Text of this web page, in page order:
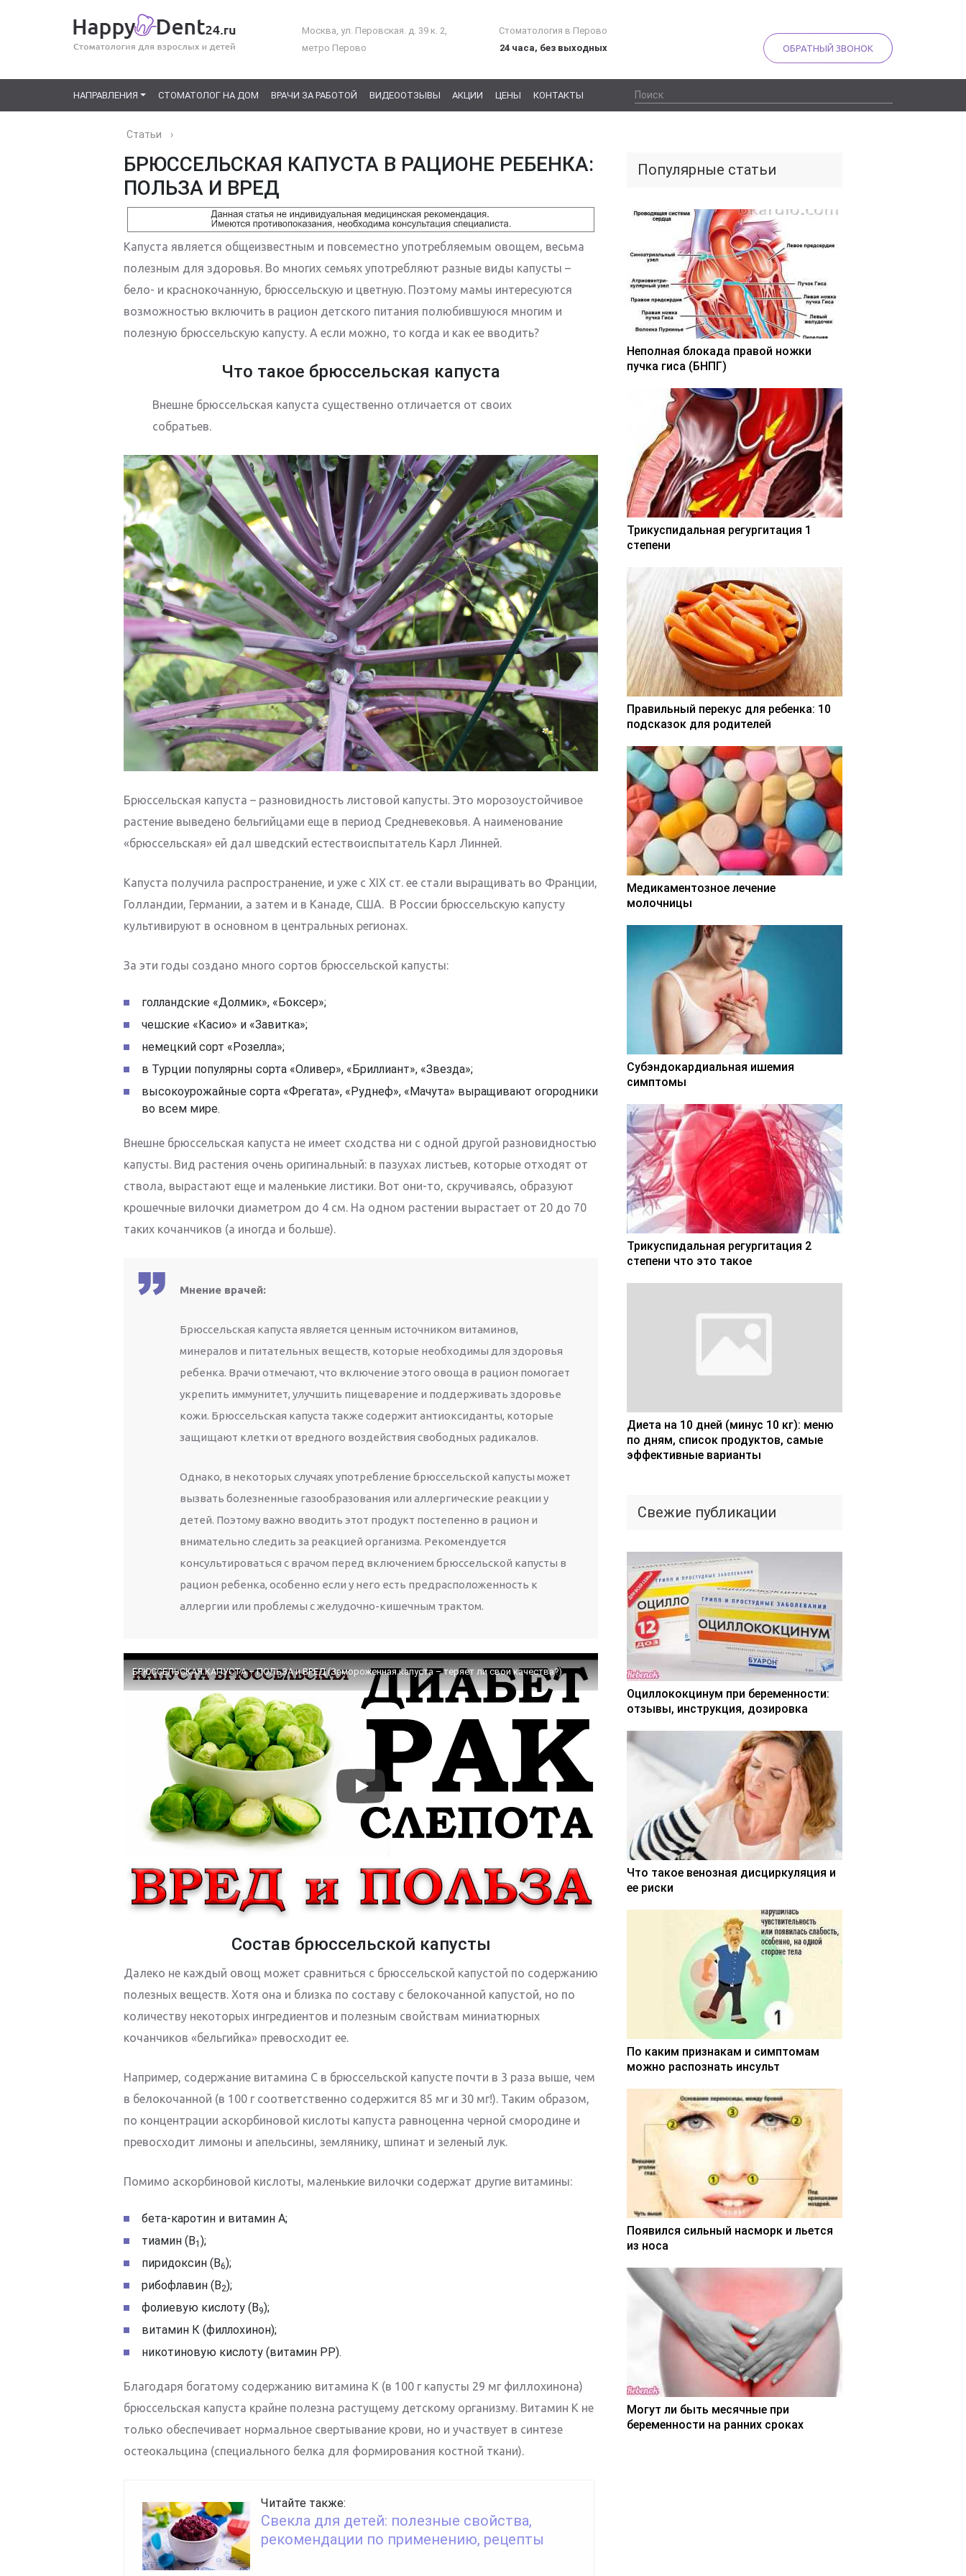
Москва, ул. Перовская. д. 39 к. 2,
метро Перово
Стоматология в Перово
24 часа, без выходных
ОБРАТНЫЙ ЗВОНОК
НАПРАВЛЕНИЯ СТОМАТОЛОГ НА ДОМ ВРАЧИ ЗА РАБОТОЙ ВИДЕООТЗЫВЫ АКЦИИ ЦЕНЫ КОНТАКТЫ
Статьи ›
БРЮССЕЛЬСКАЯ КАПУСТА В РАЦИОНЕ РЕБЕНКА:
ПОЛЬЗА И ВРЕД
Капуста является общеизвестным и повсеместно употребляемым овощем, весьма
полезным для здоровья. Во многих семьях употребляют разные виды капусты –
бело- и краснокочанную, брюссельскую и цветную. Поэтому мамы интересуются
возможностью включить в рацион детского питания полюбившуюся многим и
полезную брюссельскую капусту. А если можно, то когда и как ее вводить?
Что такое брюссельская капуста
Внешне брюссельская капуста существенно отличается от своих
собратьев.
Брюссельская капуста – разновидность листовой капусты. Это морозоустойчивое
растение выведено бельгийцами еще в период Средневековья. А наименование
«брюссельская» ей дал шведский естествоиспытатель Карл Линней.
Капуста получила распространение, и уже с XIX ст. ее стали выращивать во Франции,
Голландии, Германии, а затем и в Канаде, США. В России брюссельскую капусту
культивируют в основном в центральных регионах.
За эти годы создано много сортов брюссельской капусты:
голландские «Долмик», «Боксер»;
чешские «Касио» и «Завитка»;
немецкий сорт «Розелла»;
в Турции популярны сорта «Оливер», «Бриллиант», «Звезда»;
высокоурожайные сорта «Фрегата», «Руднеф», «Мачута» выращивают огородники
во всем мире.
Внешне брюссельская капуста не имеет сходства ни с одной другой разновидностью
капусты. Вид растения очень оригинальный: в пазухах листьев, которые отходят от
ствола, вырастают еще и маленькие листики. Вот они-то, скручиваясь, образуют
крошечные вилочки диаметром до 4 см. На одном растении вырастает от 20 до 70
таких кочанчиков (а иногда и больше).
Мнение врачей:
Брюссельская капуста является ценным источником витаминов,
минералов и питательных веществ, которые необходимы для здоровья
ребенка. Врачи отмечают, что включение этого овоща в рацион помогает
укрепить иммунитет, улучшить пищеварение и поддерживать здоровье
кожи. Брюссельская капуста также содержит антиоксиданты, которые
защищают клетки от вредного воздействия свободных радикалов.
Однако, в некоторых случаях употребление брюссельской капусты может
вызвать болезненные газообразования или аллергические реакции у
детей. Поэтому важно вводить этот продукт постепенно в рацион и
внимательно следить за реакцией организма. Рекомендуется
консультироваться с врачом перед включением брюссельской капусты в
рацион ребенка, особенно если у него есть предрасположенность к
аллергии или проблемы с желудочно-кишечным трактом.
БРЮССЕЛЬСКАЯ КАПУСТА – ПОЛЬЗА и ВРЕД (Замороженная капуста – теряет ли свои качества?)
Состав брюссельской капусты
Далеко не каждый овощ может сравниться с брюссельской капустой по содержанию
полезных веществ. Хотя она и близка по составу с белокочанной капустой, но по
количеству некоторых ингредиентов и полезным свойствам миниатюрных
кочанчиков «бельгийка» превосходит ее.
Например, содержание витамина С в брюссельской капусте почти в 3 раза выше, чем
в белокочанной (в 100 г соответственно содержится 85 мг и 30 мг!). Таким образом,
по концентрации аскорбиновой кислоты капуста равноценна черной смородине и
превосходит лимоны и апельсины, землянику, шпинат и зеленый лук.
Помимо аскорбиновой кислоты, маленькие вилочки содержат другие витамины:
бета-каротин и витамин А;
тиамин (В1 );
пиридоксин (В6);
рибофлавин (В2);
фолиевую кислоту (В9);
витамин К (филлохинон);
никотиновую кислоту (витамин РР).
Благодаря богатому содержанию витамина К (в 100 г капусты 29 мг филлохинона)
брюссельская капуста крайне полезна растущему детскому организму. Витамин К не
только обеспечивает нормальное свертывание крови, но и участвует в синтезе
остеокальцина (специального белка для формирования костной ткани).
Читайте также:
Свекла для детей: полезные свойства,
рекомендации по применению, рецепты
Популярные статьи
Неполная блокада правой ножки
пучка гиса (БНПГ)
Трикуспидальная регургитация 1
степени
Правильный перекус для ребенка: 10
подсказок для родителей
Медикаментозное лечение
молочницы
Субэндокардиальная ишемия
симптомы
Трикуспидальная регургитация 2
степени что это такое
Диета на 10 дней (минус 10 кг): меню
по дням, список продуктов, самые
эффективные варианты
Свежие публикации
Оциллококцинум при беременности:
отзывы, инструкция, дозировка
Что такое венозная дисциркуляция и
ее риски
По каким признакам и симптомам
можно распознать инсульт
Появился сильный насморк и льется
из носа
Могут ли быть месячные при
беременности на ранних сроках